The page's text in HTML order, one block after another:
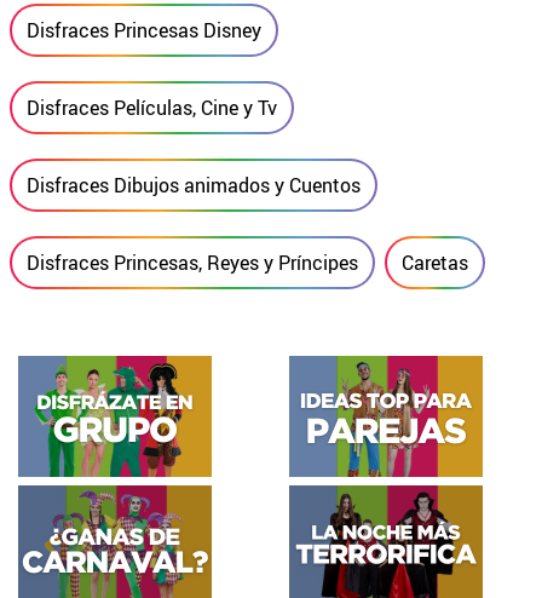
Disfraces Princesas Disney
Disfraces Películas, Cine y Tv
Disfraces Dibujos animados y Cuentos
Disfraces Princesas, Reyes y Príncipes Caretas